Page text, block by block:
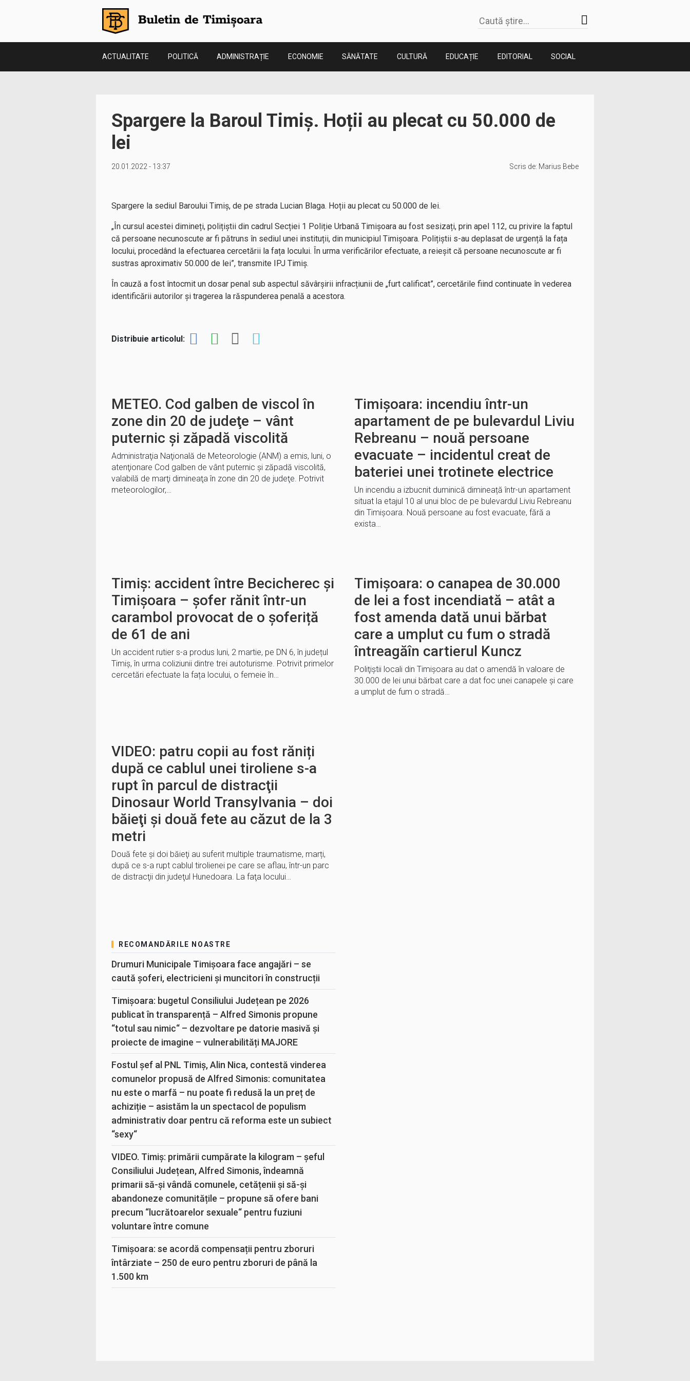
ACTUALITATE POLITICĂ ADMINISTRAȚIE ECONOMIE SĂNĂTATE CULTURĂ EDUCAȚIE EDITORIAL SOCIAL
Spargere la Baroul Timiș. Hoții au plecat cu 50.000 de
lei
20.01.2022 - 13:37 Scris de: Marius Bebe
Spargere la sediul Baroului Timiș, de pe strada Lucian Blaga. Hoții au plecat cu 50.000 de lei.
„În cursul acestei dimineți, polițiștii din cadrul Secției 1 Poliție Urbană Timișoara au fost sesizați, prin apel 112, cu privire la faptul
că persoane necunoscute ar fi pătruns în sediul unei instituții, din municipiul Timișoara. Polițiștii s-au deplasat de urgență la fața
locului, procedând la efectuarea cercetării la fața locului. În urma verificărilor efectuate, a reieșit că persoane necunoscute ar fi
sustras aproximativ 50.000 de lei”, transmite IPJ Timiș.
În cauză a fost întocmit un dosar penal sub aspectul săvârșirii infracțiunii de „furt calificat”, cercetările fiind continuate în vederea
identificării autorilor și tragerea la răspunderea penală a acestora.
Distribuie articolul:
METEO. Cod galben de viscol în
zone din 20 de judeţe – vânt
puternic şi zăpadă viscolită
Administraţia Naţională de Meteorologie (ANM) a emis, luni, o
atenţionare Cod galben de vânt puternic şi zăpadă viscolită,
valabilă de marţi dimineaţa în zone din 20 de judeţe. Potrivit
meteorologilor,…
Timișoara: incendiu într-un
apartament de pe bulevardul Liviu
Rebreanu – nouă persoane
evacuate – incidentul creat de
bateriei unei trotinete electrice
Un incendiu a izbucnit duminică dimineață într-un apartament
situat la etajul 10 al unui bloc de pe bulevardul Liviu Rebreanu
din Timișoara. Nouă persoane au fost evacuate, fără a
exista…
Timiș: accident între Becicherec și
Timișoara – șofer rănit într-un
carambol provocat de o șoferiță
de 61 de ani
Un accident rutier s-a produs luni, 2 martie, pe DN 6, în județul
Timiș, în urma coliziunii dintre trei autoturisme. Potrivit primelor
cercetări efectuate la fața locului, o femeie în…
Timișoara: o canapea de 30.000
de lei a fost incendiată – atât a
fost amenda dată unui bărbat
care a umplut cu fum o stradă
întreagăîn cartierul Kuncz
Poliţiştii locali din Timişoara au dat o amendă în valoare de
30.000 de lei unui bărbat care a dat foc unei canapele şi care
a umplut de fum o stradă…
VIDEO: patru copii au fost răniți
după ce cablul unei tiroliene s-a
rupt în parcul de distracţii
Dinosaur World Transylvania – doi
băieţi şi două fete au căzut de la 3
metri
Două fete şi doi băieţi au suferit multiple traumatisme, marți,
după ce s-a rupt cablul tirolienei pe care se aflau, într-un parc
de distracţii din judeţul Hunedoara. La faţa locului…
RECOMANDĂRILE NOASTRE
Drumuri Municipale Timișoara face angajări – se
caută șoferi, electricieni și muncitori în construcții
Timișoara: bugetul Consiliului Județean pe 2026
publicat în transparență – Alfred Simonis propune
“totul sau nimic“ – dezvoltare pe datorie masivă și
proiecte de imagine – vulnerabilități MAJORE
Fostul șef al PNL Timiș, Alin Nica, contestă vinderea
comunelor propusă de Alfred Simonis: comunitatea
nu este o marfă – nu poate fi redusă la un preț de
achiziție – asistăm la un spectacol de populism
administrativ doar pentru că reforma este un subiect
“sexy“
VIDEO. Timiș: primării cumpărate la kilogram – șeful
Consiliului Județean, Alfred Simonis, îndeamnă
primarii să-și vândă comunele, cetățenii și să-și
abandoneze comunitățile – propune să ofere bani
precum “lucrătoarelor sexuale“ pentru fuziuni
voluntare între comune
Timișoara: se acordă compensații pentru zboruri
întârziate – 250 de euro pentru zboruri de până la
1.500 km